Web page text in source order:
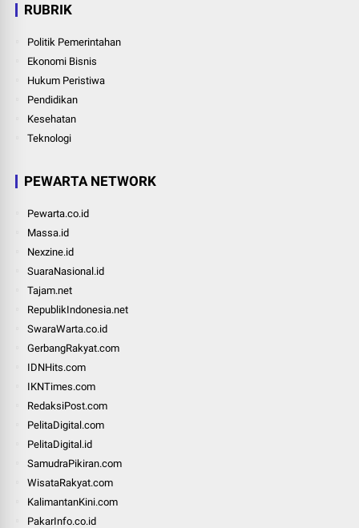
RUBRIK
Politik Pemerintahan
Ekonomi Bisnis
Hukum Peristiwa
Pendidikan
Kesehatan
Teknologi
PEWARTA NETWORK
Pewarta.co.id
Massa.id
Nexzine.id
SuaraNasional.id
Tajam.net
RepublikIndonesia.net
SwaraWarta.co.id
GerbangRakyat.com
IDNHits.com
IKNTimes.com
RedaksiPost.com
PelitaDigital.com
PelitaDigital.id
SamudraPikiran.com
WisataRakyat.com
KalimantanKini.com
PakarInfo.co.id